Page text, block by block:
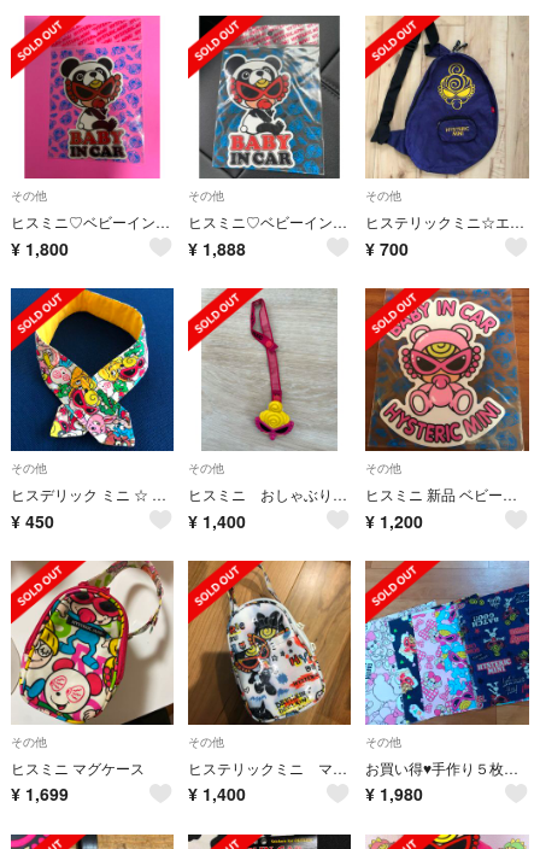
その他
ヒスミニ♡ベビーインカー
¥ 1,800
その他
ヒスミニ♡ベビーインカー
¥ 1,888
その他
ヒステリックミニ☆エコリュック
¥ 700
その他
ヒスデリック ミニ ☆ ネッククーラー
¥ 450
その他
ヒスミニ おしゃぶりホルダー
¥ 1,400
その他
ヒスミニ 新品 ベビーインカー
¥ 1,200
その他
ヒスミニ マグケース
¥ 1,699
その他
ヒステリックミニ マグケース
¥ 1,400
その他
お買い得♥️手作り５枚セット♥️
¥ 1,980